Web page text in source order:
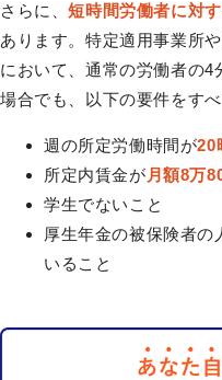
さらに、短時間労働者に対
あります。特定適用事業所
において、通常の労働者の
場合でも、以下の要件をす
週の所定労働時間が20
所定内賃金が 月額8万
学生でないこと
厚生年金の被保険者の
いること